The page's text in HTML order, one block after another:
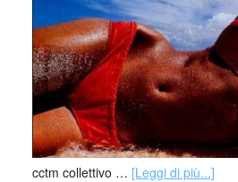
cctm collettivo … [Leggi di più...]